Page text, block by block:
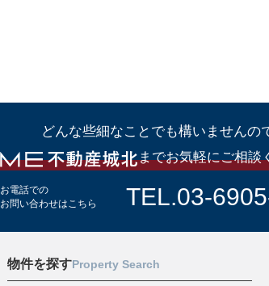
どんな些細なことでも構いませんの
までお気軽にご相談
お電話での
お問い合わせはこちら
TEL.03-
物件を探すProperty Search